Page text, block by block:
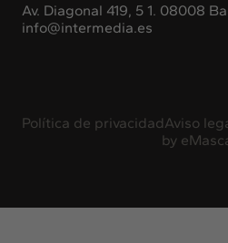
Av. Diagonal 419, 5 1. 08008
info@intermedia.es
Política de privacidadAviso
by